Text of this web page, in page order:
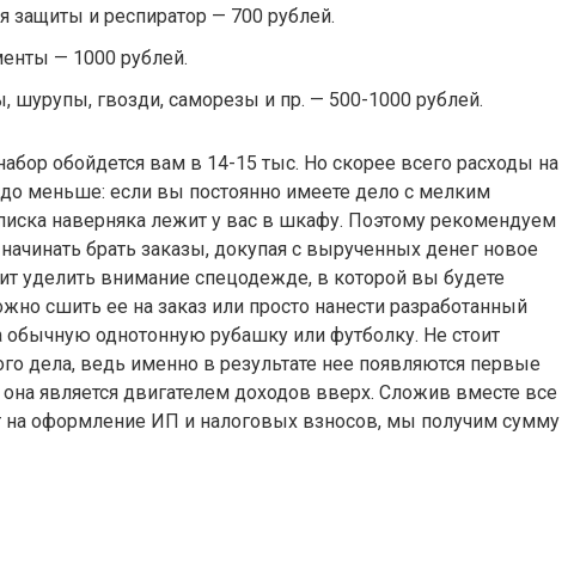
защиты и респиратор — 700 рублей.
— 1000 рублей.
шурупы, гвозди, саморезы и пр. — 500-1000 рублей.
обойдется вам в 14-15 тыс. Но скорее всего расходы на
меньше: если вы постоянно имеете дело с мелким
наверняка лежит у вас в шкафу. Поэтому рекомендуем
брать заказы, докупая с вырученных денег новое
уделить внимание спецодежде, в которой вы будете
сшить ее на заказ или просто нанести разработанный
однотонную рубашку или футболку. Не стоит
дела, ведь именно в результате нее появляются первые
является двигателем доходов вверх. Сложив вместе все
на оформление ИП и налоговых взносов, мы получим сумму